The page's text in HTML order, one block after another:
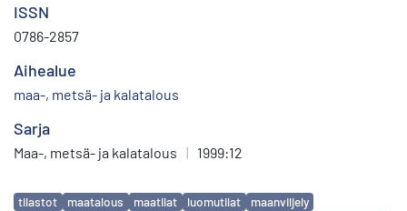
ISSN
0786-2857
Aihealue
maa-, metsä- ja kalatalous
Sarja
Maa-, metsä- ja kalatalous | 1999:12
Avainsanat
tilastot maatalous maatilat luomutilat
maanviljely